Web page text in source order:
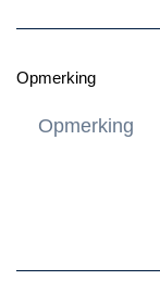
Opmerking